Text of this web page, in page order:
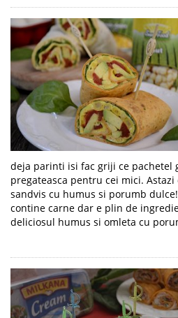
deja parinti isi fac griji ce pachetel
pregateasca pentru cei mici.
sandvis cu humus si porumb
contine carne dar e plin de
deliciosul humus si omleta cu